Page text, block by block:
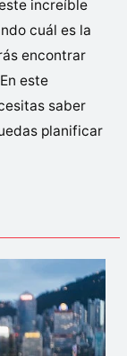
increíble
cuál es la
encontrar
este
saber
planificar